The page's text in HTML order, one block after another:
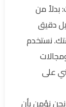
بدلاً من
دقيق
نستخدم
على
نؤمن بأن